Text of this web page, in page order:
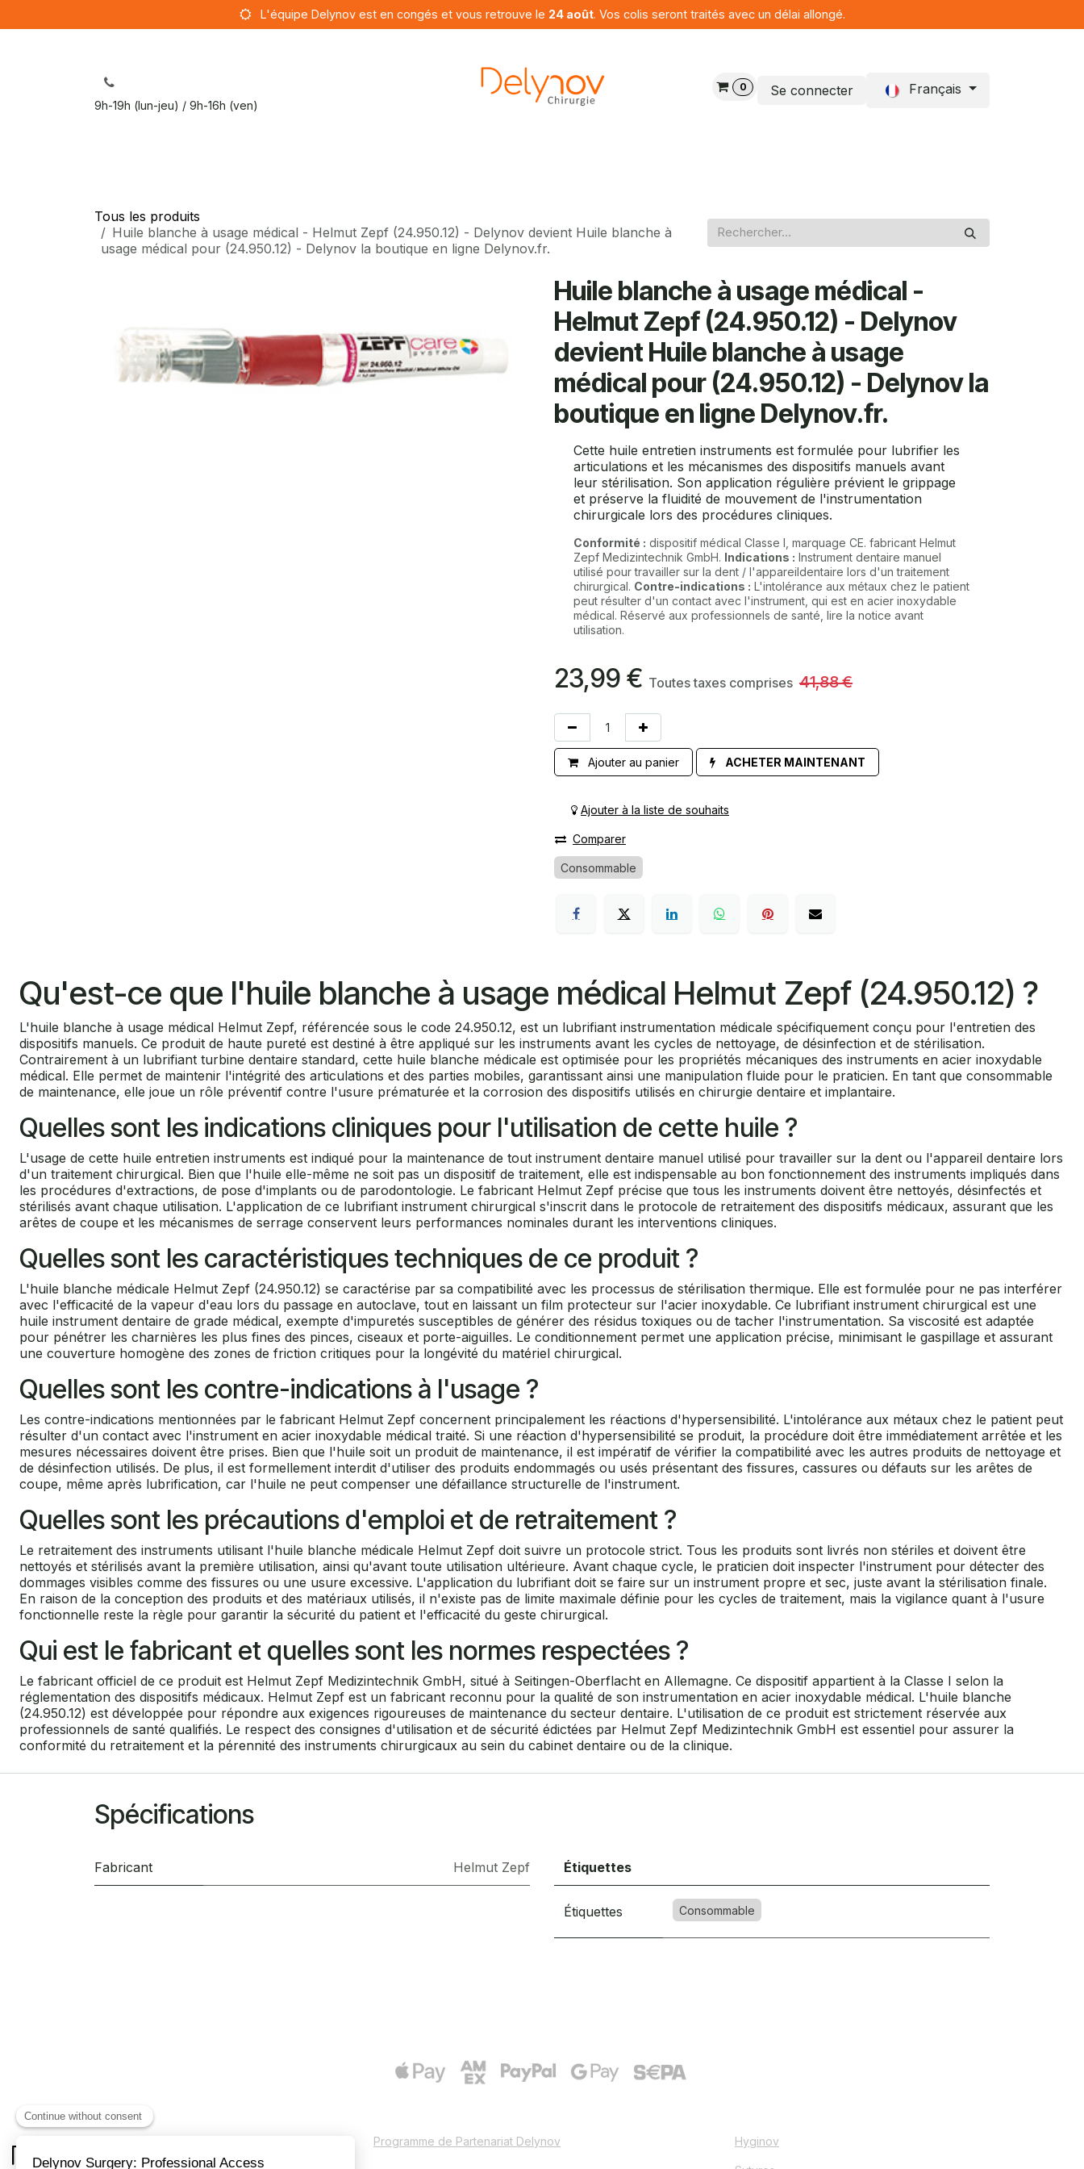
L'équipe Delynov est en congés et vous retrouve le 24 août. Vos colis seront traités avec un délai allongé.
9h-19h (lun-jeu) / 9h-16h (ven)
0 Se connecter Français
Tous les produits
Huile blanche à usage médical - Helmut Zepf (24.950.12) - Delynov devient Huile blanche à
usage médical pour (24.950.12) - Delynov la boutique en ligne Delynov.fr.
Huile blanche à usage médical -
Helmut Zepf (24.950.12) - Delynov
devient Huile blanche à usage
médical pour (24.950.12) - Delynov la
boutique en ligne Delynov.fr.
Cette huile entretien instruments est formulée pour lubrifier les
articulations et les mécanismes des dispositifs manuels avant
leur stérilisation. Son application régulière prévient le grippage
et préserve la fluidité de mouvement de l'instrumentation
chirurgicale lors des procédures cliniques.
Conformité : dispositif médical Classe I, marquage CE. fabricant Helmut
Zepf Medizintechnik GmbH. Indications : Instrument dentaire manuel
utilisé pour travailler sur la dent / l'appareildentaire lors d'un traitement
chirurgical. Contre-indications : L'intolérance aux métaux chez le patient
peut résulter d'un contact avec l'instrument, qui est en acier inoxydable
médical. Réservé aux professionnels de santé, lire la notice avant
utilisation.
23,99 € Toutes taxes comprises 41,88€
Ajouter au panier ACHETER MAINTENANT
Ajouter à la liste de souhaits
Comparer
Consommable
Qu'est-ce que l'huile blanche à usage médical Helmut Zepf (24.950.12) ?
L'huile blanche à usage médical Helmut Zepf, référencée sous le code 24.950.12, est un lubrifiant instrumentation médicale spécifiquement conçu pour l'entretien des
dispositifs manuels. Ce produit de haute pureté est destiné à être appliqué sur les instruments avant les cycles de nettoyage, de désinfection et de stérilisation.
Contrairement à un lubrifiant turbine dentaire standard, cette huile blanche médicale est optimisée pour les propriétés mécaniques des instruments en acier inoxydable
médical. Elle permet de maintenir l'intégrité des articulations et des parties mobiles, garantissant ainsi une manipulation fluide pour le praticien. En tant que consommable
de maintenance, elle joue un rôle préventif contre l'usure prématurée et la corrosion des dispositifs utilisés en chirurgie dentaire et implantaire.
Quelles sont les indications cliniques pour l'utilisation de cette huile ?
L'usage de cette huile entretien instruments est indiqué pour la maintenance de tout instrument dentaire manuel utilisé pour travailler sur la dent ou l'appareil dentaire lors
d'un traitement chirurgical. Bien que l'huile elle-même ne soit pas un dispositif de traitement, elle est indispensable au bon fonctionnement des instruments impliqués dans
les procédures d'extractions, de pose d'implants ou de parodontologie. Le fabricant Helmut Zepf précise que tous les instruments doivent être nettoyés, désinfectés et
stérilisés avant chaque utilisation. L'application de ce lubrifiant instrument chirurgical s'inscrit dans le protocole de retraitement des dispositifs médicaux, assurant que les
arêtes de coupe et les mécanismes de serrage conservent leurs performances nominales durant les interventions cliniques.
Quelles sont les caractéristiques techniques de ce produit ?
L'huile blanche médicale Helmut Zepf (24.950.12) se caractérise par sa compatibilité avec les processus de stérilisation thermique. Elle est formulée pour ne pas interférer
avec l'efficacité de la vapeur d'eau lors du passage en autoclave, tout en laissant un film protecteur sur l'acier inoxydable. Ce lubrifiant instrument chirurgical est une
huile instrument dentaire de grade médical, exempte d'impuretés susceptibles de générer des résidus toxiques ou de tacher l'instrumentation. Sa viscosité est adaptée
pour pénétrer les charnières les plus fines des pinces, ciseaux et porte-aiguilles. Le conditionnement permet une application précise, minimisant le gaspillage et assurant
une couverture homogène des zones de friction critiques pour la longévité du matériel chirurgical.
Quelles sont les contre-indications à l'usage ?
Les contre-indications mentionnées par le fabricant Helmut Zepf concernent principalement les réactions d'hypersensibilité. L'intolérance aux métaux chez le patient peut
résulter d'un contact avec l'instrument en acier inoxydable médical traité. Si une réaction d'hypersensibilité se produit, la procédure doit être immédiatement arrêtée et les
mesures nécessaires doivent être prises. Bien que l'huile soit un produit de maintenance, il est impératif de vérifier la compatibilité avec les autres produits de nettoyage et
de désinfection utilisés. De plus, il est formellement interdit d'utiliser des produits endommagés ou usés présentant des fissures, cassures ou défauts sur les arêtes de
coupe, même après lubrification, car l'huile ne peut compenser une défaillance structurelle de l'instrument.
Quelles sont les précautions d'emploi et de retraitement ?
Le retraitement des instruments utilisant l'huile blanche médicale Helmut Zepf doit suivre un protocole strict. Tous les produits sont livrés non stériles et doivent être
nettoyés et stérilisés avant la première utilisation, ainsi qu'avant toute utilisation ultérieure. Avant chaque cycle, le praticien doit inspecter l'instrument pour détecter des
dommages visibles comme des fissures ou une usure excessive. L'application du lubrifiant doit se faire sur un instrument propre et sec, juste avant la stérilisation finale.
En raison de la conception des produits et des matériaux utilisés, il n'existe pas de limite maximale définie pour les cycles de traitement, mais la vigilance quant à l'usure
fonctionnelle reste la règle pour garantir la sécurité du patient et l'efficacité du geste chirurgical.
Qui est le fabricant et quelles sont les normes respectées ?
Le fabricant officiel de ce produit est Helmut Zepf Medizintechnik GmbH, situé à Seitingen-Oberflacht en Allemagne. Ce dispositif appartient à la Classe I selon la
réglementation des dispositifs médicaux. Helmut Zepf est un fabricant reconnu pour la qualité de son instrumentation en acier inoxydable médical. L'huile blanche
(24.950.12) est développée pour répondre aux exigences rigoureuses de maintenance du secteur dentaire. L'utilisation de ce produit est strictement réservée aux
professionnels de santé qualifiés. Le respect des consignes d'utilisation et de sécurité édictées par Helmut Zepf Medizintechnik GmbH est essentiel pour assurer la
conformité du retraitement et la pérennité des instruments chirurgicaux au sein du cabinet dentaire ou de la clinique.
Spécifications
Fabricant Helmut Zepf Étiquettes
Étiquettes Consommable
Programme de Partenariat Delynov Hyginov